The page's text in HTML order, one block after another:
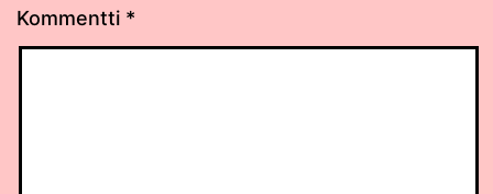
Kommentti *